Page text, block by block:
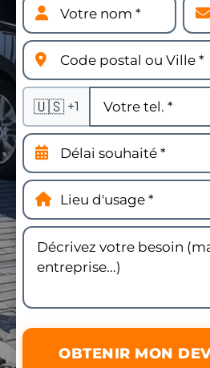
🇺🇸 +1
OBTENIR MON